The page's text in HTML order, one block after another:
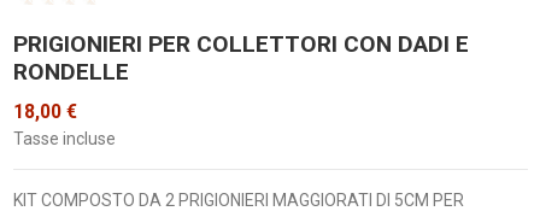
PRIGIONIERI PER COLLETTORI CON DADI E
RONDELLE
18,00 €
Tasse incluse
KIT COMPOSTO DA 2 PRIGIONIERI MAGGIORATI DI 5CM PER